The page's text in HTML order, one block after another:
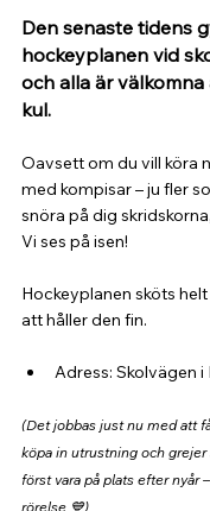
Den senaste tidens
hockeyplanen vid
och alla är
kul.
Oavsett om du vill köra
med kompisar – ju fler
snöra på dig
Vi ses på isen!
Hockeyplanen sköts
att håller den fin.
Adress: Skolvägen i
(Det jobbas just nu med att
köpa in utrustning och
först vara på plats efter nyår
rörelse 💙)